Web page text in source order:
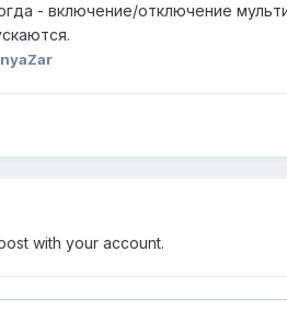
- включение/отключение
with your account.